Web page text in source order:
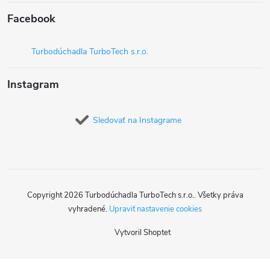
Facebook
Turbodúchadla TurboTech s.r.o.
Instagram
Sledovať na Instagrame
Vytvoril Shoptet
Copyright 2026 Turbodúchadla TurboTech s.r.o.. Všetky práva
vyhradené. Upraviť nastavenie cookies